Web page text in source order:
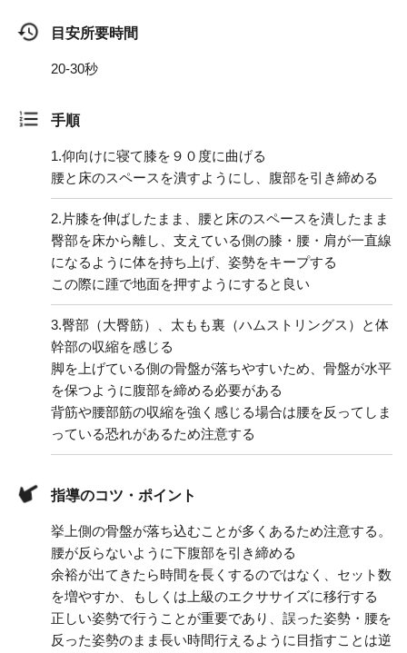
目安所要時間
20-30秒
手順
1.仰向けに寝て膝を９０度に曲げる
腰と床のスペースを潰すようにし、腹部を引き締める
2. 片膝を伸ばしたまま、腰と床のスペースを潰したまま
臀部を床から離し、支えている側の膝・腰・肩が一直線
になるように体を持ち上げ、姿勢をキープする
この際に踵で地面を押すようにすると良い
3.臀部（大臀筋）、太もも裏（ハムストリングス）と体
幹部の収縮を感じる
脚を上げている側の骨盤が落ちやすいため、骨盤が水平
を保つように腹部を締める必要がある
背筋や腰部筋の収縮を強く感じる場合は腰を反ってしま
っている恐れがあるため注意する
指導のコツ・ポイント
挙上側の骨盤が落ち込むことが多くあるため注意する。
腰が反らないように下腹部を引き締める
余裕が出てきたら時間を長くするのではなく、セット数
を増やすか、もしくは上級のエクササイズに移行する
正しい姿勢で行うことが重要であり、誤った姿勢・腰を
反った姿勢のまま長い時間行えるように目指すことは逆